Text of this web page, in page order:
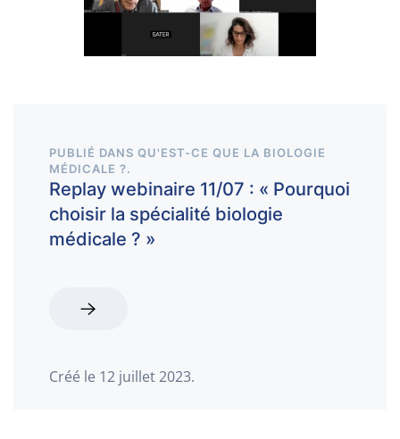
PUBLIÉ DANS QU'EST-CE QUE LA BIOLOGIE
MÉDICALE ?.
Replay webinaire 11/07 : « Pourquoi
choisir la spécialité biologie
médicale ? »
Créé le 12 juillet 2023.